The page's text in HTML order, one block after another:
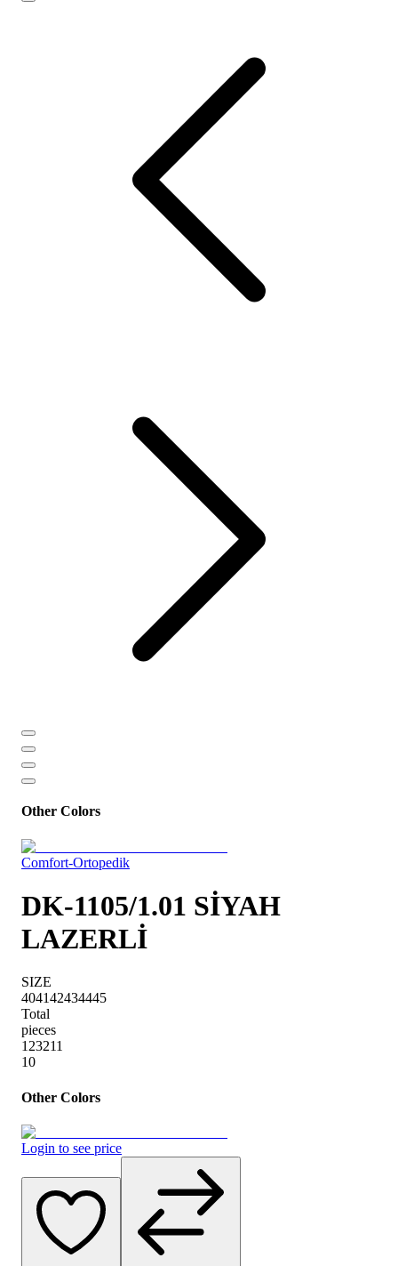
Other Colors
Comfort-Ortopedik
DK-1105/1.01 SİYAH
LAZERLİ
SIZE
404142434445
Total
pieces
123211
10
Other Colors
Login to see price